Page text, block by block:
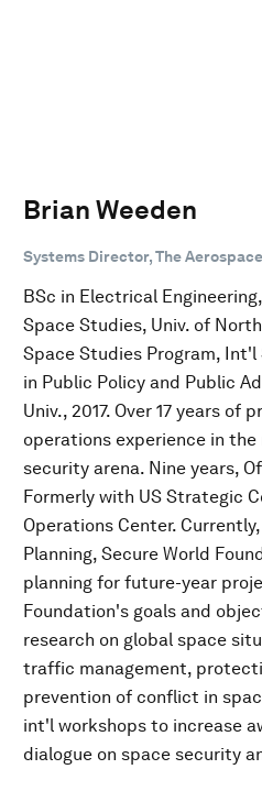
Brian Weeden
Systems Director, The
BSc in Electrical
Space Studies, Univ. of
Space Studies Program, Int'l
in Public Policy and Public
Univ., 2017. Over 17 years of
operations experience in
security arena. Nine years,
Formerly with US Strategic
Operations Center.
Planning, Secure World
planning for future-year
Foundation's goals and
research on global space
traffic management,
prevention of conflict in
int'l workshops to increase
dialogue on space security